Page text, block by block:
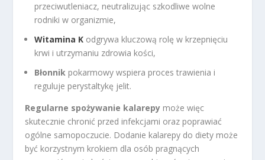
przeciwutleniacz, neutralizując szkodliwe wolne
rodniki w organizmie,
Witamina K odgrywa kluczową rolę w krzepnięciu
krwi i utrzymaniu zdrowia kości,
Błonnik pokarmowy wspiera proces trawienia i
reguluje perystaltykę jelit.
Regularne spożywanie kalarepy może więc
skutecznie chronić przed infekcjami oraz poprawiać
ogólne samopoczucie. Dodanie kalarepy do diety może
być korzystnym krokiem dla osób pragnących